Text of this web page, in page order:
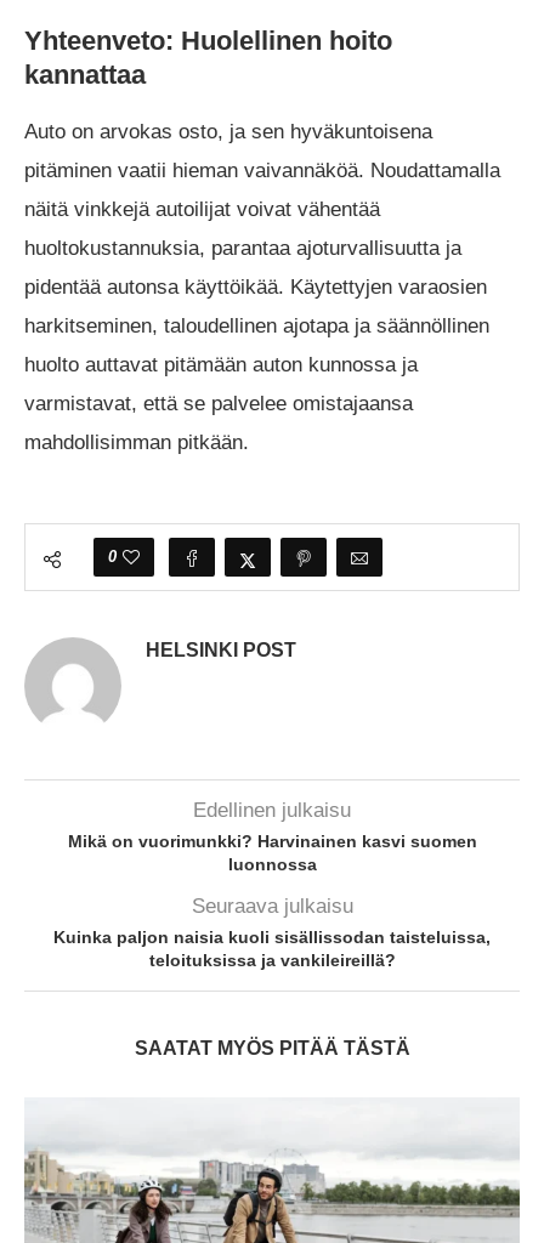
Yhteenveto: Huolellinen hoito
kannattaa
Auto on arvokas osto, ja sen hyväkuntoisena
pitäminen vaatii hieman vaivannäköä. Noudattamalla
näitä vinkkejä autoilijat voivat vähentää
huoltokustannuksia, parantaa ajoturvallisuutta ja
pidentää autonsa käyttöikää. Käytettyjen varaosien
harkitseminen, taloudellinen ajotapa ja säännöllinen
huolto auttavat pitämään auton kunnossa ja
varmistavat, että se palvelee omistajaansa
mahdollisimman pitkään.
0
HELSINKI POST
Edellinen julkaisu
Mikä on vuorimunkki? Harvinainen kasvi suomen
luonnossa
Seuraava julkaisu
Kuinka paljon naisia kuoli sisällissodan taisteluissa,
teloituksissa ja vankileireillä?
SAATAT MYÖS PITÄÄ TÄSTÄ